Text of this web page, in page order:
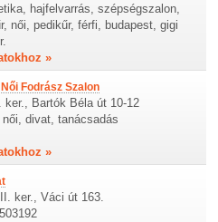
hajfelvarrás, szépségszalon,
női, pedikűr, férfi, budapest, gigi
»
Fodrász Szalon
ker., Bartók Béla út 10-12
divat, tanácsadás
»
ker., Váci út 163.